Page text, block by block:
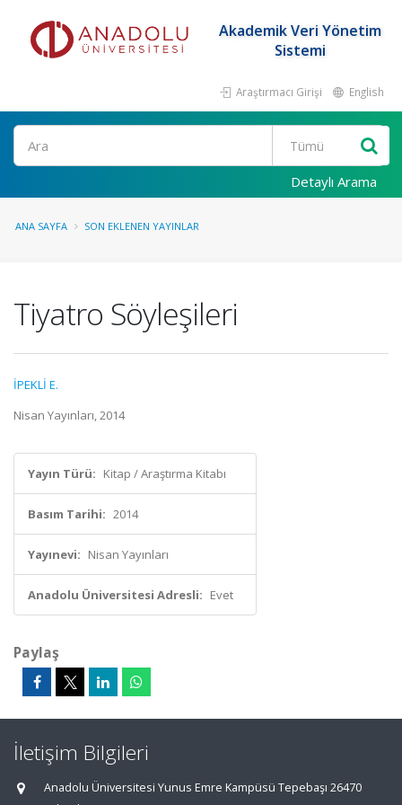
Akademik Veri Yönetim
Sistemi
Araştırmacı Girişi English
Ara
Detaylı Arama
ANA SAYFA SON EKLENEN YAYINLAR
Tiyatro Söyleşileri
İPEKLİ E.
Nisan Yayınları, 2014
Yayın Türü: Kitap / Araştırma Kitabı
Basım Tarihi: 2014
Yayınevi: Nisan Yayınları
Anadolu Üniversitesi Adresli: Evet
Paylaş
İletişim Bilgileri
Anadolu Üniversitesi Yunus Emre Kampüsü Tepebaşı 26470